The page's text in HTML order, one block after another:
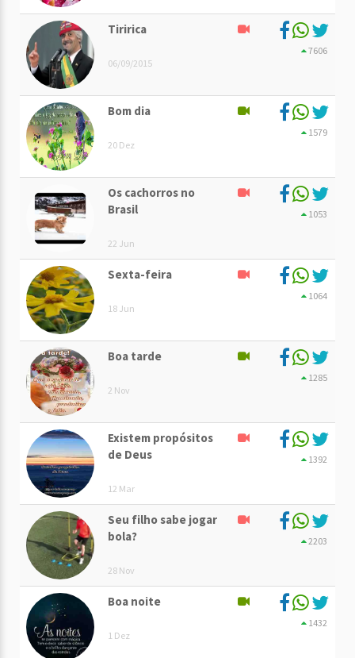
Tiririca
06/09/2015
7606
Bom dia
20 Dez
1579
Os cachorros no
Brasil
22 Jun
1053
Sexta-feira
18 Jun
1064
Boa tarde
2 Nov
1285
Existem propósitos
de Deus
12 Mar
1392
Seu filho sabe jogar
bola?
28 Nov
2203
Boa noite
1 Dez
1432